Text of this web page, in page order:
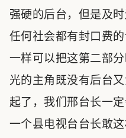
强硬的后台，但是及
任何社会都有封口费
一样可以把这第二部
光的主角既没有后台
起了，我们邢台长一
一个县电视台台长敢